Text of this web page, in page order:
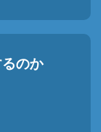
のか